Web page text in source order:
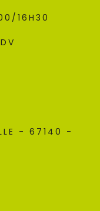
16H30
- 67140 -